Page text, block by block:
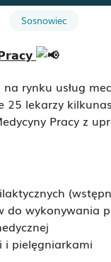
Sosnowiec
rynku usług
25 lekarzy
Pracy z
do wykonywania
i pielęgniarkami